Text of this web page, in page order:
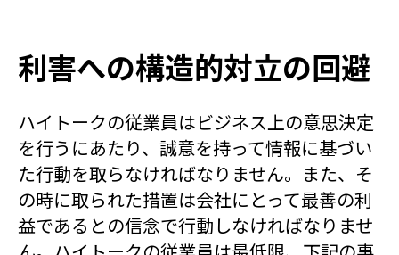
利害への構造的対立の回避
ハイトークの従業員はビジネス上の意思決定
を行うにあたり、誠意を持って情報に基づい
た行動を取らなければなりません。また、そ
の時に取られた措置は会社にとって最善の利
益であるとの信念で行動しなければなりませ